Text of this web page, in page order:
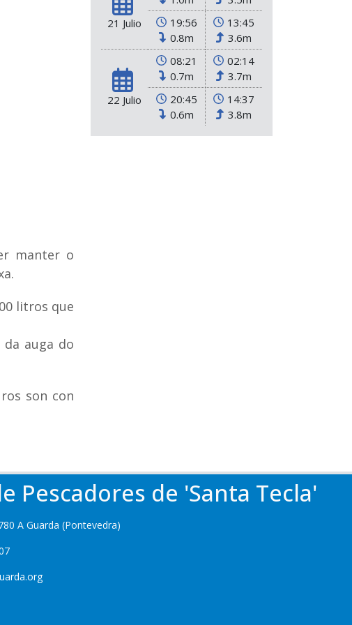
manter o
litros que
auga do
son con
21 Julio
19:56
0.8m
13:45
3.6m
22 Julio
08:21
0.7m
02:14
3.7m
20:45
0.6m
14:37
3.8m
Pescadores de 'Santa Tecla'
A Guarda (Pontevedra)